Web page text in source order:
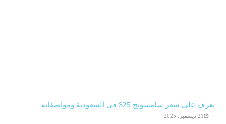
تعرف على سعر سامسونج S25 في السعودية ومواصفاته
21 ديسمبر، 2025